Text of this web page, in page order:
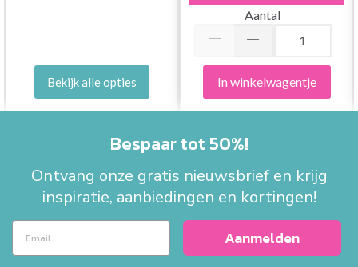
Bekijk alle opties
Aantal
In winkelwagentje
Bespaar tot 50%!
Ontvang onze gratis nieuwsbrief en krijg
inspiratie, aanbiedingen en kortingen!
Aanmelden